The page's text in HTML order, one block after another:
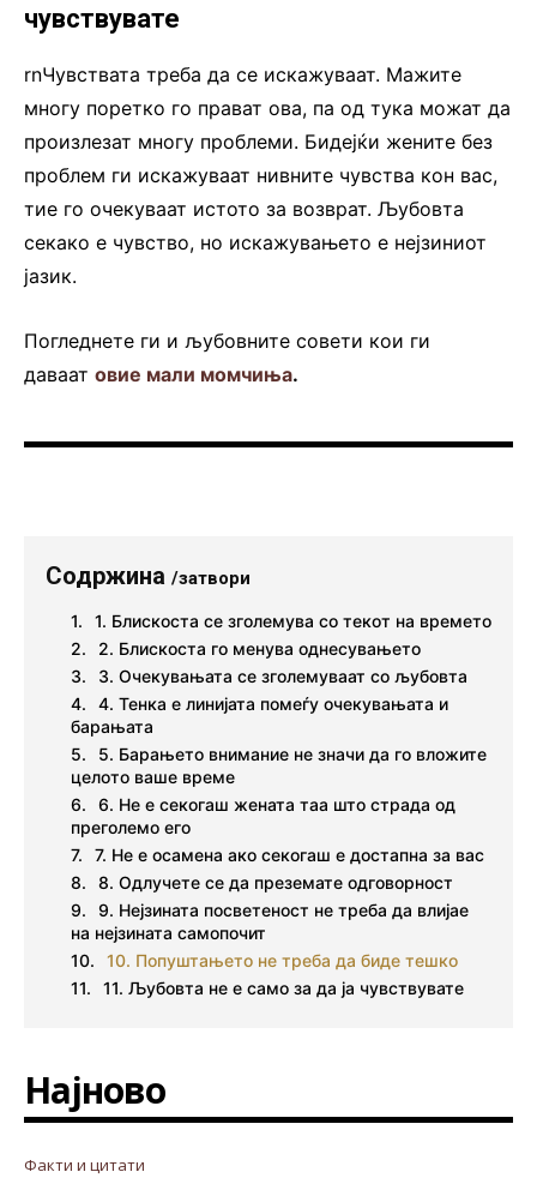
чувствувате
rnЧувствата треба да се искажуваат. Мажите
многу поретко го прават ова, па од тука можат да
произлезат многу проблеми. Бидејќи жените без
проблем ги искажуваат нивните чувства кон вас,
тие го очекуваат истото за возврат. Љубовта
секако е чувство, но искажувањето е нејзиниот
јазик.
Погледнете ги и љубовните совети кои ги
даваат овие мали момчиња.
Содржина /затвори
1. Блискоста се зголемува со текот на времето
2. Блискоста го менува однесувањето
3. Очекувањата се зголемуваат со љубовта
4. Тенка е линијата помеѓу очекувањата и
барањата
5. Барањето внимание не значи да го вложите
целото ваше време
6. Не е секогаш жената таа што страда од
преголемо его
7. Не е осамена ако секогаш е достапна за вас
8. Одлучете се да преземате одговорност
9. Нејзината посветеност не треба да влијае
на нејзината самопочит
10. Попуштањето не треба да биде тешко
11. Љубовта не е само за да ја чувствувате
Најново
Факти и цитати